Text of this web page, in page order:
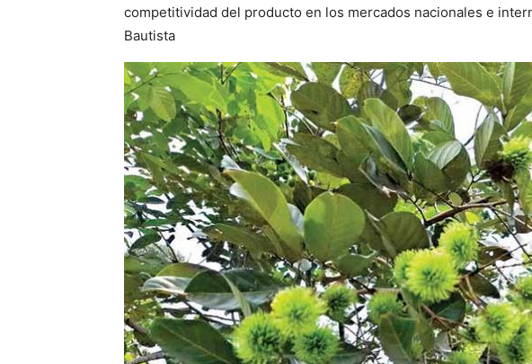
competitividad del producto en los mercados nacionales e
Bautista